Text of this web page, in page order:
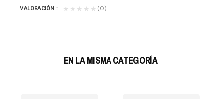
VALORACIÓN ★★★★★ (0)
EN LA MISMA CATEGORÍA